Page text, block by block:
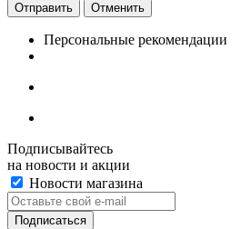
Отменить
Персональные рекомендации
Подписывайтесь
на новости и акции
Новости магазина